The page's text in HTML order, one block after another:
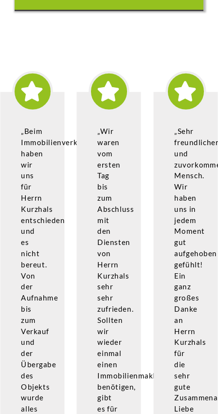
„Beim
Immobilienverkauf
haben
wir
uns
für
Herrn
Kurzhals
entschieden
und
es
nicht
bereut.
Von
der
Aufnahme
bis
zum
Verkauf
und
der
Übergabe
des
Objekts
wurde
alles
„Wir
waren
vom
ersten
Tag
bis
zum
Abschluss
mit
den
Diensten
von
Herrn
Kurzhals
sehr
sehr
zufrieden.
Sollten
wir
wieder
einmal
einen
Immobilienmakler
benötigen,
gibt
es für
„Sehr
und
Mensch.
Wir
haben
uns in
jedem
Moment
gut
aufgehoben
gefühlt!
Ein
ganz
großes
Danke
an
Herrn
Kurzhals
für
die
sehr
gute
Liebe